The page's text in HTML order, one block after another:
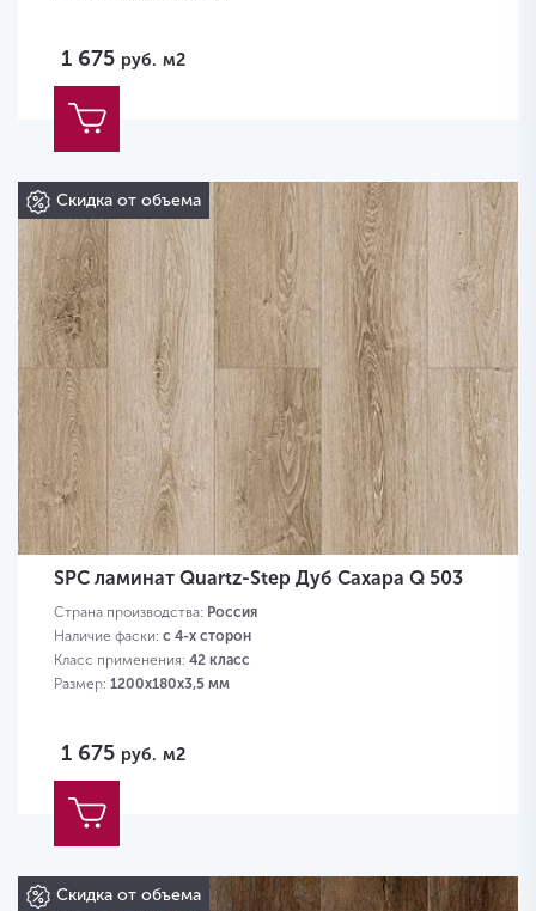
1 675 руб. м2
Скидка от объема
SPC ламинат Quartz-Step Дуб Сахара Q 503
Страна производства: Россия
Наличие фаски: с 4-х сторон
Класс применения: 42 класс
Размер: 1200х180х3,5 мм
1 675 руб. м2
Скидка от объема